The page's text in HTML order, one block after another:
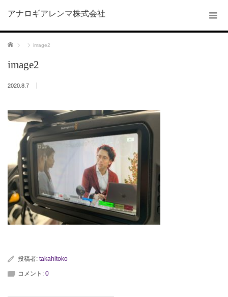
アナロギアレンマ株式会社
ホーム image2
image2
2020.8.7
投稿者: takahitoko
コメント: 0